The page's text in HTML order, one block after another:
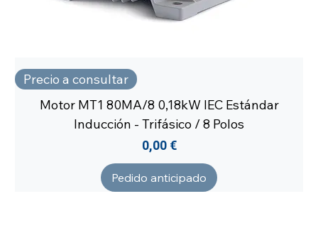
Precio a consultar
Motor MT1 80MA/8 0,18kW IEC Estándar
Inducción - Trifásico / 8 Polos
Precio
0,00 €
Pedido anticipado